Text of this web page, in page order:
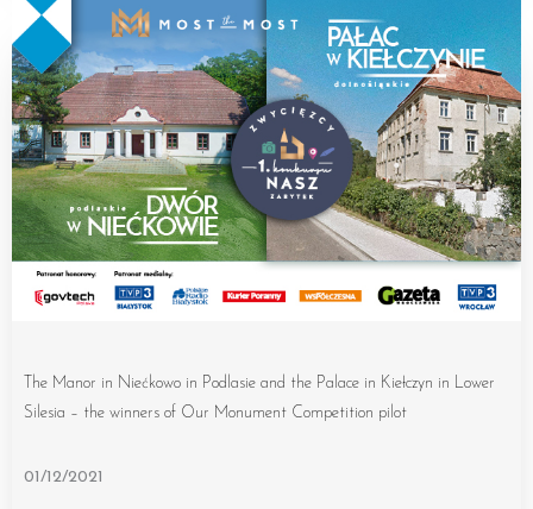
The Manor in Niećkowo in Podlasie and the Palace in Kiełczyn in Lower
Silesia – the winners of Our Monument Competition pilot
01/12/2021